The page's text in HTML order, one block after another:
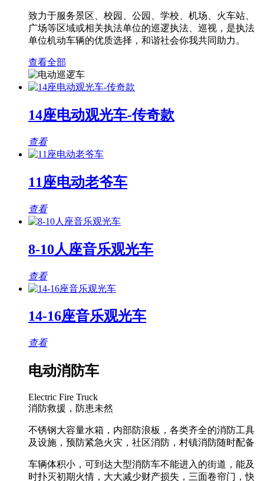
致力于服务景区、校园、公园、学校、机场、火车站、
广场等区域或相关执法单位的巡逻执法、巡视，是执法
单位机动车辆的优质选择，和谐社会你我共同助力。
查看全部
14座电动观光车-传奇款
查看
11座电动老爷车
查看
8-10人座音乐观光车
查看
14-16座音乐观光车
查看
电动消防车
Electric Fire Truck
消防救援，防患未然
不锈钢大容量水箱，内部防浪板，各类齐全的消防工具
及设施，预防紧急火灾，社区消防，村镇消防随时配备
车辆体积小，可到达大型消防车不能进入的街道，能及
时扑灭初期火情，大大减少财产损失，三面卷帘门，快